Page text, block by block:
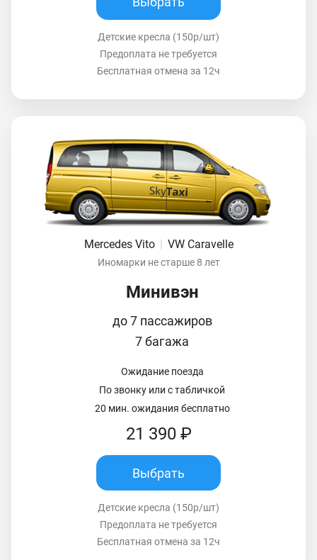
Детские кресла (150р/шт)
Предоплата не требуется
Бесплатная отмена за 12ч
Mercedes Vito VW Caravelle
Иномарки не старше 8 лет
Минивэн
до 7 пассажиров
7 багажа
Ожидание поезда
По звонку или с табличкой
20 мин. ожидания бесплатно
21 390 ₽
Выбрать
Детские кресла (150р/шт)
Предоплата не требуется
Бесплатная отмена за 12ч